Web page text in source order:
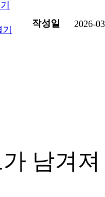
작성일 2026-
남겨